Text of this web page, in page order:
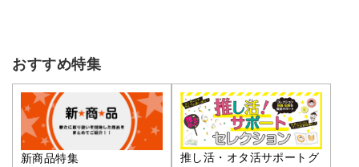
おすすめ特集
新商品特集
推し活・オタ活サポートグ